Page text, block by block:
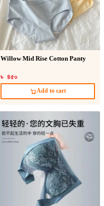
Willow Mid Rise Cotton Panty
৳ ৪৫০
Add to cart